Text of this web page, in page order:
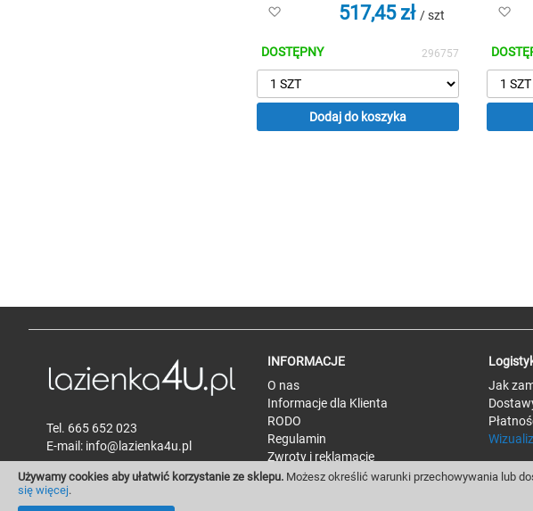
Używamy cookies aby ułatwić korzystanie ze sklepu. Możesz określić warunki przechowywania lub
się więcej.
listy
życzeń
517,45 zł / szt
DOSTĘPNY 296757
Dodaj do koszyka
Tel. 665 652 023
E-mail: info@lazienka4u.pl
INFORMACJE
O nas
Informacje dla Klienta
RODO
Regulamin
Zwroty i reklamacje
Polityka prywatności
Jak